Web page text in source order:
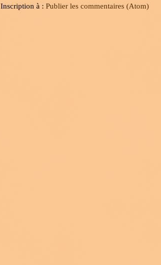
Inscription à : Publier les commentaires (Atom)